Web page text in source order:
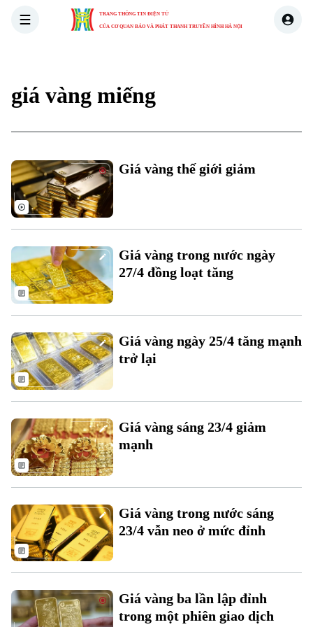
TRANG THÔNG TIN ĐIỆN TỬ
CỦA CƠ QUAN BÁO VÀ PHÁT THANH TRUYỀN HÌNH HÀ NỘI
Xu hướng
Chuyên mục
giá vàng miếng
Giá vàng thế giới giảm
Giá vàng trong nước ngày
27/4 đồng loạt tăng
Giá vàng ngày 25/4 tăng mạnh
trở lại
Giá vàng sáng 23/4 giảm
mạnh
Giá vàng trong nước sáng
23/4 vẫn neo ở mức đỉnh
Giá vàng ba lần lập đỉnh
trong một phiên giao dịch